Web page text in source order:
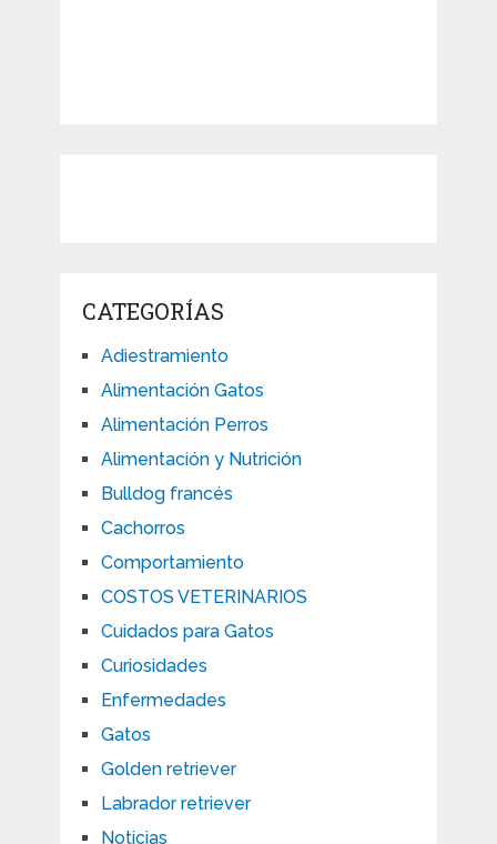
CATEGORÍAS
Adiestramiento
Alimentación Gatos
Alimentación Perros
Alimentación y Nutrición
Bulldog francés
Cachorros
Comportamiento
COSTOS VETERINARIOS
Cuidados para Gatos
Curiosidades
Enfermedades
Gatos
Golden retriever
Labrador retriever
Noticias